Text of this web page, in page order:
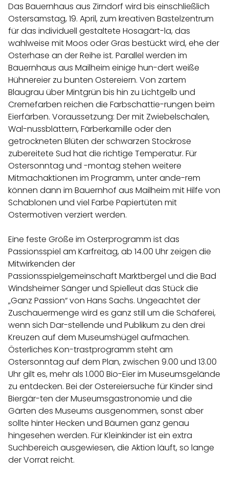
Das Bauernhaus aus Zirndorf wird bis einschließlich
Ostersamstag, 19. April, zum kreativen Bastelzentrum
für das individuell gestaltete Hosagärt-la, das
wahlweise mit Moos oder Gras bestückt wird, ehe der
Osterhase an der Reihe ist. Parallel werden im
Bauernhaus aus Mailheim einige hun-dert weiße
Hühnereier zu bunten Ostereiern. Von zartem
Blaugrau über Mintgrün bis hin zu Lichtgelb und
Cremefarben reichen die Farbschattie-rungen beim
Eierfärben. Voraussetzung: Der mit Zwiebelschalen,
Wal-nussblättern, Färberkamille oder den
getrockneten Blüten der schwarzen Stockrose
zubereitete Sud hat die richtige Temperatur. Für
Ostersonntag und -montag stehen weitere
Mitmachaktionen im Programm, unter ande-rem
können dann im Bauernhof aus Mailheim mit Hilfe von
Schablonen und viel Farbe Papiertüten mit
Ostermotiven verziert werden.
Eine feste Größe im Osterprogramm ist das
Passionsspiel am Karfreitag, ab 14.00 Uhr zeigen die
Mitwirkenden der
PassionsspielgemeinschaftMarktbergel und die Bad
Windsheimer Sänger und Spielleut das Stück die
„Ganz Passion“ von Hans Sachs. Ungeachtet der
Zuschauermenge wird es ganz still um die Schäferei,
wenn sich Dar-stellende und Publikum zu den drei
Kreuzen auf dem Museumshügel aufmachen.
Österliches Kon-trastprogramm steht am
Ostersonntag auf dem Plan, zwischen 9.00 und 13.00
Uhr gilt es, mehr als 1.000 Bio-Eier im Museumsgelände
zu entdecken. Bei der Ostereiersuche für Kinder sind
Biergär-ten der Museumsgastronomie und die
Gärten des Museums ausgenommen, sonst aber
sollte hinter Hecken und Bäumen ganz genau
hingesehen werden. Für Kleinkinder ist ein extra
Suchbereich ausgewiesen, die Aktion läuft, so lange
der Vorrat reicht.